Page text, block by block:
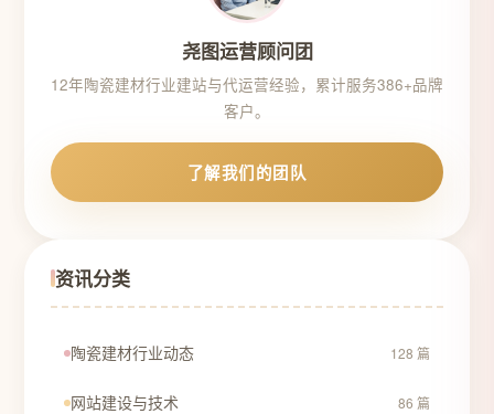
尧图运营顾问团
12年陶瓷建材行业建站与代运营经验，累计服务386+品牌
客户。
了解我们的团队
资讯分类
陶瓷建材行业动态 128 篇
网站建设与技术 86 篇